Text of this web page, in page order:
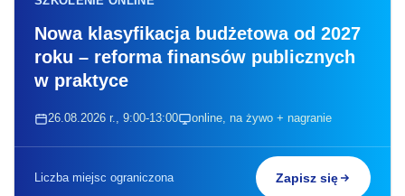
Nowa klasyfikacja budżetowa od 2027
roku – reforma finansów publicznych
w praktyce
26.08.2026 r., 9:00-13:00 online, na żywo + nagranie
Liczba miejsc ograniczona Zapisz się